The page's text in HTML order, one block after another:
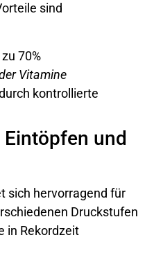
sind
70%
Vitamine
kontrollierte
und
sich hervorragend für
Druckstufen
in Rekordzeit